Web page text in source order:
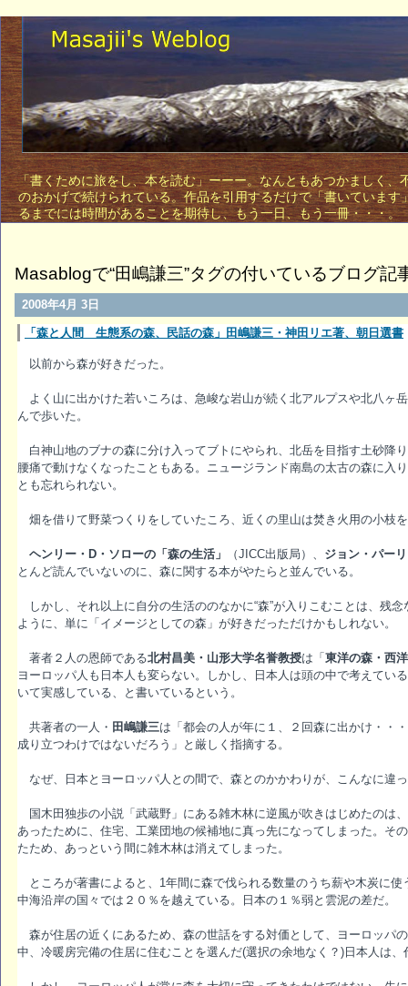
「書くために旅をし、本を読む」ーーー。なんともあつかましく
のおかげで続けられている。作品を引用するだけで「書いていま
るまでには時間があることを期待し、もう一日、もう
Masablogで“田嶋謙三”タグの付いているブログ記
2008年4月 3日
「森と人間 生態系の森、民話の森」田嶋謙三・神田リエ著、朝日選書
以前から森が好きだった。
よく山に出かけた若いころは、急峻な岩山が続く北アルプスや北八ヶ
んで歩いた。
白神山地のブナの森に分け入ってブトにやられ、北岳を目指す土砂降
腰痛で動けなくなったこともある。ニュージランド南島の太古の森に入
とも忘れられない。
畑を借りて野菜つくりをしていたころ、近くの里山は焚き火用の小枝
ヘンリー・D・ソローの「森の生活」 （JICC出版局）、 ジョン・パー
とんど読んでいないのに、森に関する本がやたらと並んでいる。
しかし、それ以上に自分の生活ののなかに“森”が入りこむことは、残
ように、単に「イメージとしての森」が好きだっただけかもしれない。
著者２人の恩師である北村昌美・山形大学名誉教授は「 東洋の森・西
ヨーロッパ人も日本人も変らない。しかし、日本人は頭の中で考えてい
いて実感している、と書いているという。
共著者の一人・ 田嶋謙三は「都会の人が年に１、２回森に出かけ・・
成り立つわけではないだろう」と厳しく指摘する。
なぜ、日本とヨーロッパ人との間で、森とのかかわりが、こんなに違
国木田独歩の小説「武蔵野」にある雑木林に逆風が吹きはじめたのは
あったために、住宅、工業団地の候補地に真っ先になってしまった。そ
たため、あっという間に雑木林は消えてしまった。
ところが著書によると、1年間に森で伐られる数量のうち薪や木炭に
中海沿岸の国々では２０％を越えている。日本の１％弱と雲泥の差だ。
森が住居の近くにあるため、森の世話をする対価として、ヨーロッパ
中、冷暖房完備の住居に住むことを選んだ(選択の余地なく？)日本人は